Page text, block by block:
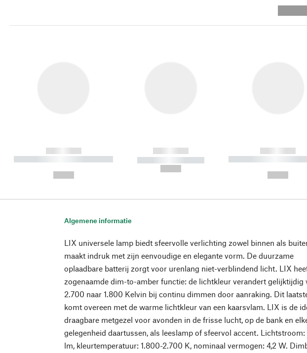
------------
----------- ----------- ----------
------------
----------- -----------
------------
----------- -----------
Algemene informatie
LIX universele lamp biedt sfeervolle verlichting zowel binnen als
maakt indruk met zijn eenvoudige en elegante vorm. De duurzame
oplaadbare batterij zorgt voor urenlang niet-verblindend licht. LIX
zogenaamde dim-to-amber functie: de lichtkleur verandert gelijktijdig
2.700 naar 1.800 Kelvin bij continu dimmen door aanraking. Dit
komt overeen met de warme lichtkleur van een kaarsvlam. LIX is de
draagbare metgezel voor avonden in de frisse lucht, op de bank en
gelegenheid daartussen, als leeslamp of sfeervol accent.
lm, kleurtemperatuur: 1.800-2.700 K, nominaal vermogen: 4,2 W.